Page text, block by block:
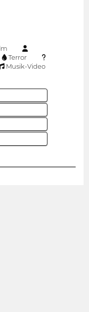
Terror
Musik-Video